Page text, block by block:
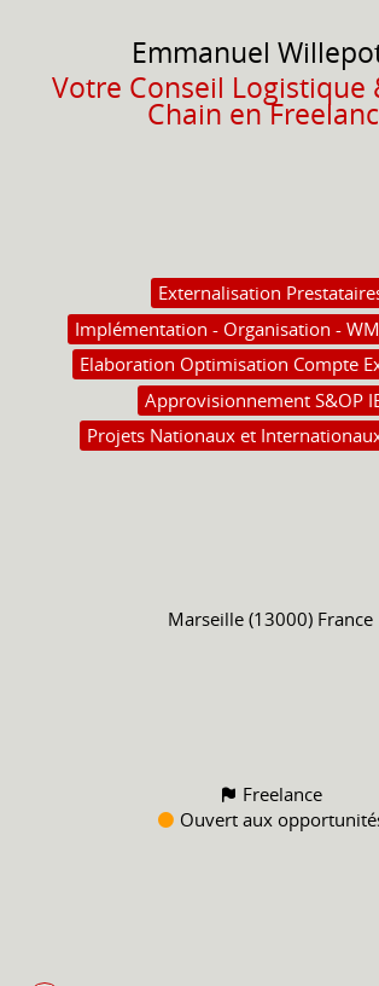
Emmanuel
Votre Conseil Logistique
Chain en
Externalisation
Implémentation - Organisation -
Elaboration Optimisation Compte
Approvisionnement S&OP
Projets Nationaux et
Marseille (13000) France
Freelance
Ouvert aux